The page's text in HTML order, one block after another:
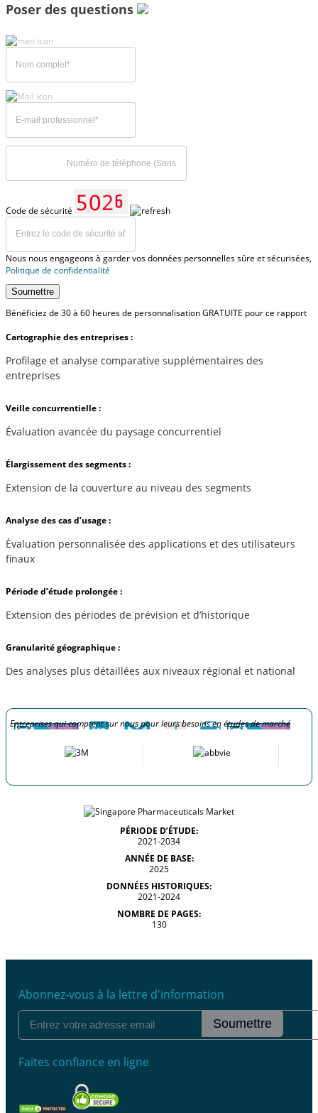
Poser des questions
Code de sécurité
Nous nous engageons à garder vos données personnelles sûre et sécurisées,
Politique de confidentialité
Soumettre
Bénéficiez de 30 à 60 heures de personnalisation GRATUITE pour ce rapport
Cartographie des entreprises :
Profilage et analyse comparative supplémentaires des
entreprises
Veille concurrentielle :
Évaluation avancée du paysage concurrentiel
Élargissement des segments :
Extension de la couverture au niveau des segments
Analyse des cas d’usage :
Évaluation personnalisée des applications et des utilisateurs
finaux
Période d’étude prolongée :
Extension des périodes de prévision et d’historique
Granularité géographique :
Des analyses plus détaillées aux niveaux régional et national
Entreprises qui comptent sur nous pour leurs besoins en études de marché
PÉRIODE D’ÉTUDE:
2021-2034
ANNÉE DE BASE:
2025
DONNÉES HISTORIQUES:
2021-2024
NOMBRE DE PAGES:
130
Abonnez-vous à la lettre d'information
Soumettre
Faites confiance en ligne